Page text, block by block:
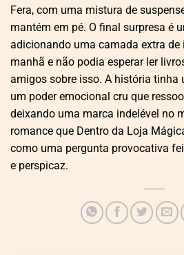
Fera, com uma mistura de
mantém em pé. O final surpresa é
adicionando uma camada extra de
manhã e não podia esperar ler
amigos sobre isso. A história tinha
um poder emocional cru que
deixando uma marca indelével no
romance que Dentro da Loja
como uma pergunta provocativa
e perspicaz.